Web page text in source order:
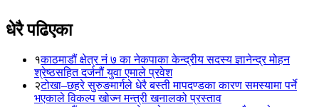
धेरै पढिएका
१काठमाडौं क्षेत्र नं ७ का नेकपाका केन्द्रीय सदस्य ज्ञानेन्द्र मोहन
श्रेष्ठसहित दर्जनौं युवा एमाले प्रवेश
२टोखा–छहरे सुरुङमार्गले धेरै बस्ती मापदण्डका कारण समस्यामा पर्ने
भएकाले विकल्प खोज्न मन्त्री खनालको प्रस्ताव